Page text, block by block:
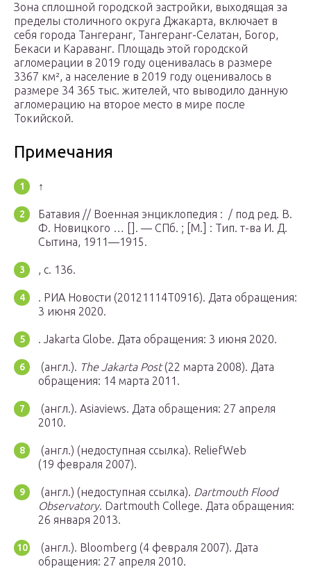
Зона сплошной городской застройки, выходящая за
пределы столичного округа Джакарта, включает в
себя города Тангеранг, Тангеранг-Селатан, Богор,
Бекаси и Караванг. Площадь этой городской
агломерации в 2019 году оценивалась в размере
3367 км², а население в 2019 году оценивалось в
размере 34 365 тыс. жителей, что выводило данную
агломерацию на второе место в мире после
Токийской.
Примечания
↑
Батавия // Военная энциклопедия : / под ред. В.
Ф. Новицкого … []. — СПб. ; [ М. ] : Тип. т-ва И. Д.
Сытина, 1911—1915.
, с. 136.
. РИА Новости (20121114T0916). Дата обращения:
3 июня 2020.
. Jakarta Globe. Дата обращения: 3 июня 2020.
(англ.). The Jakarta Post(22 марта 2008). Дата
обращения: 14 марта 2011.
(англ.). Asiaviews. Дата обращения: 27 апреля
2010.
(англ.) (недоступная ссылка). ReliefWeb
(19 февраля 2007).
(англ.) (недоступная ссылка). Dartmouth Flood
Observatory. Dartmouth College. Дата обращения:
26 января 2013.
(англ.). Bloomberg (4 февраля 2007). Дата
обращения: 27 апреля 2010.